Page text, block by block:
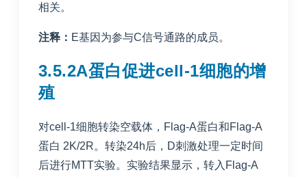
相关。
注释： E基因为参与C信号通路的成员。
3.5.2A蛋白促进cell-1细胞的增
殖
对cell-1细胞转染空载体，Flag-A蛋白和Flag-A
蛋白 2K/2R。转染24h后，D刺激处理一定时间
后进行MTT实验。实验结果显示，转入Flag-A